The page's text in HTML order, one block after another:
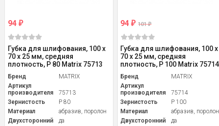
94 ₽
Губка для шлифования, 100 х
70 х 25 мм, средняя
плотность, P 80 Matrix 75713
Бренд
MATRIX
Артикул
производителя
75713
Зернистость
P 80
Материал
абразив, поролон
Двухсторонний
да
94₽ 101₽
Губка для шлифования, 100 х
70 х 25 мм, средняя
плотность, P 100 Matrix 75714
Бренд
MATRIX
Артикул
производителя
75714
Зернистость
P 100
Материал
абразив, поролон
Двухсторонний
да